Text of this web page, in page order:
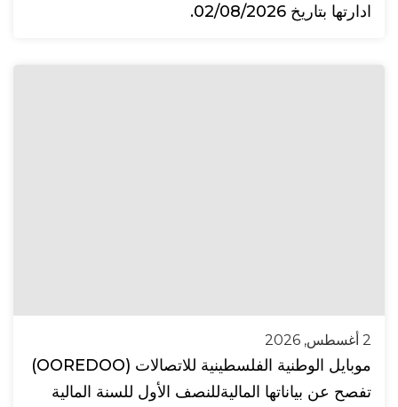
ادارتها بتاريخ 02/08/2026.
2 أغسطس, 2026
موبايل الوطنية الفلسطينية للاتصالات (OOREDOO)
تفصح عن بياناتها الماليةللنصف الأول للسنة المالية